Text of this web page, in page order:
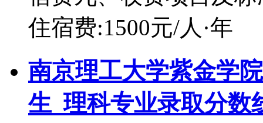
住宿费:1500元/人·年
南京理工大学紫金学
生_理科专业录取分数